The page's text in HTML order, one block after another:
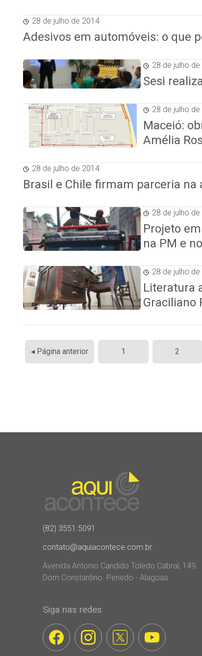
28 de julho de 2014
Adesivos em automóveis: o que
28 de julho
Sesi
28 de julho
Maceió:
Amélia
28 de julho de 2014
Brasil e Chile firmam parceria
28 de julho
Projeto
na PM e
28 de julho
Literatura
Graciliano
Paginação
de
◂ Página anterior 1 2
(82) 3551.5091
contato@aquiacontece.com.br
Avenida Antonio Candido Toledo Cabral, 149,
Dom Constantino. Penedo - Alagoas
Siga nas redes